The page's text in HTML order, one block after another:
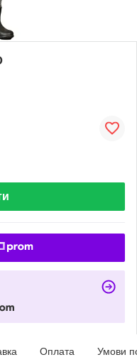
Оплата Умови